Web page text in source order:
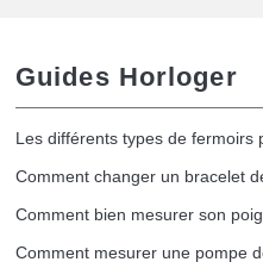
Guides Horloger
Les différents types de fermoirs
Comment changer un bracelet
Comment bien mesurer son
Comment mesurer une pompe